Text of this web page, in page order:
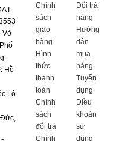
Võ
Hồ
Lộ
Đức,
Chính
sách
giao
hàng
Hình
thức
thanh
toán
Chính
sách
đổi trả
Chính
Đổi trả
hàng
Hướng
dẫn
mua
hàng
Tuyển
dụng
Điều
khoản
sử
dụng